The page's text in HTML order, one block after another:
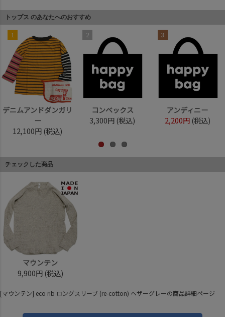
トップス のあなたへのおすすめ
1
デニムアンドダンガリ
ー
12,100円 (税込)
2
コンベックス
3,300円 (税込)
3
アンディニー
2,200円 (税込)
チェックした商品
マウンテン
9,900円 (税込)
[マウンテン] eco rib ロングスリーブ (re-cotton) ヘザーグレーの商品詳細ページ